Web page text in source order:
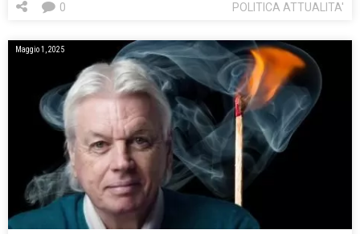
POLITICA ATTUALITA'
0
Maggio 1, 2025